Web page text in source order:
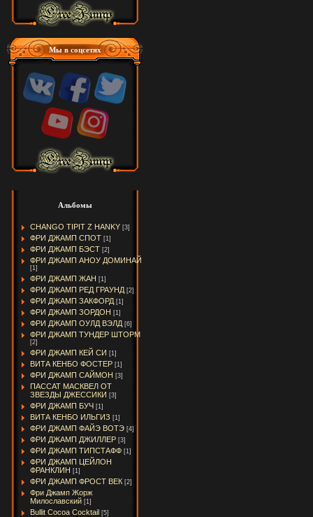
Мы в соцсетях
Альбомы
CHANGO TIPIT Z HANKY [3]
ФРИ ДЖАМП СПОТ [1]
ФРИ ДЖАМП БЭСТ [2]
ФРИ ДЖАМП АНОУ ДОМИНАЙ
[1]
ФРИ ДЖАМП ЖАН [1]
ФРИ ДЖАМП РЕД ГРАУНД [2]
ФРИ ДЖАМП ЗАКФОРД [1]
ФРИ ДЖАМП ЗОРДОН [1]
ФРИ ДЖАМП ОУЛД ВЭЛД [6]
ФРИ ДЖАМП ТУНДЕР ШТОРМ
[2]
ФРИ ДЖАМП КЕЙ СИ [1]
ВИТА КЕНБО ФОСТЕР [1]
ФРИ ДЖАМП САЙМОН [3]
ПАССАТ МАСКВЕЛ ОТ
ЗВЕЗДЫ ДЖЕССИКИ [3]
ФРИ ДЖАМП БУЧ [1]
ВИТА КЕНБО ИЛЬГИЗ [1]
ФРИ ДЖАМП ФАЙЭ ВОТЭ [4]
ФРИ ДЖАМП ДЖИЛЛЕР [3]
ФРИ ДЖАМП ТИПСТАФФ [1]
ФРИ ДЖАМП ЦЕЙЛОН
ФРАНКЛИН [1]
ФРИ ДЖАМП ФРОСТ ВЕК [2]
Фри Джамп Жорж
Милославский [1]
Bullit Cocoa Cocktail [5]